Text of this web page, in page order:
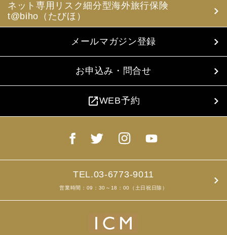
ネット専用リスク細分型海外旅行保険
t@biho（たびほ）
メールマガジン登録
お申込み・問合せ
open_in_newWEB予約
TEL.03-6773-9011
営業時間：09：30～18：00（土日祝日除）